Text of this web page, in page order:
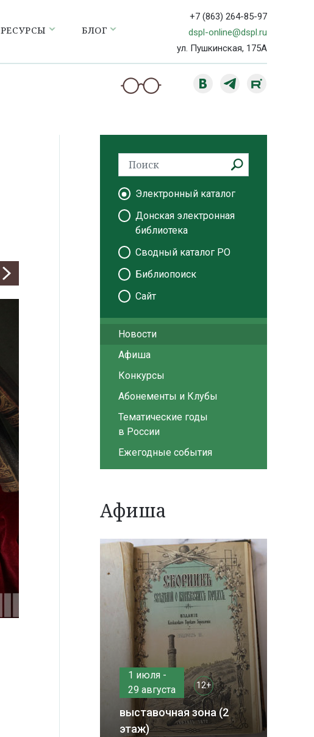
РЕСУРСЫ БЛОГ
+7 (863) 264-85-97
dspl-online@dspl.ru
ул. Пушкинская, 175А
Электронный каталог
Донская электронная
библиотека
Сводный каталог РО
Библиопоиск
Сайт
Новости
Афиша
Конкурсы
Абонементы и Клубы
Тематические годы
в России
Ежегодные события
Афиша
1 июля -
29 августа
12+
выставочная зона (2
этаж)